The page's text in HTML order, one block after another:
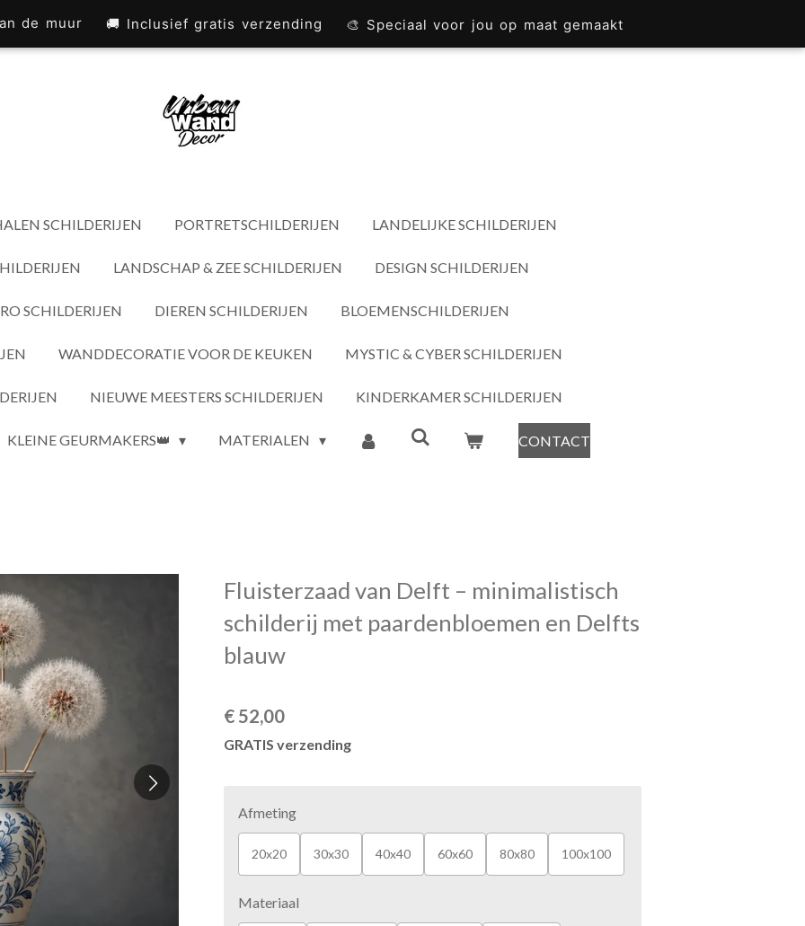
de muur 🚚 Inclusief gratis verzending 🎨 Speciaal voor jou op maat gemaakt
SCHILDERIJEN PORTRETSCHILDERIJEN LANDELIJKE SCHILDERIJEN
LANDSCHAP & ZEE SCHILDERIJEN DESIGN SCHILDERIJEN
SCHILDERIJEN DIEREN SCHILDERIJEN BLOEMENSCHILDERIJEN
WANDDECORATIE VOOR DE KEUKEN MYSTIC & CYBER SCHILDERIJEN
NIEUWE MEESTERS SCHILDERIJEN KINDERKAMER SCHILDERIJEN
KLEINE GEURMAKERS👑 MATERIALEN CONTACT
Fluisterzaad van Delft – minimalistisch
schilderij met paardenbloemen en Delfts
blauw
€ 52,00
GRATIS verzending
Afmeting
20x20 30x30 40x40 60x60 80x80 100x100
Materiaal